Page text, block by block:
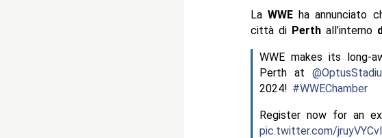
La WWEha annunciato
città di Perthall’interno
WWE makes its long-
Perth at
2024! #WWEChamber
Register now for an
pic.twitter.com/